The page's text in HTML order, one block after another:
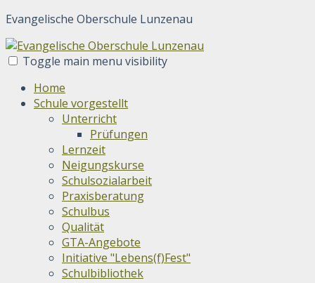
Evangelische Oberschule Lunzenau
Toggle main menu visibility
Home
Schule vorgestellt
Unterricht
Prüfungen
Lernzeit
Neigungskurse
Schulsozialarbeit
Praxisberatung
Schulbus
Qualität
GTA-Angebote
Initiative "Lebens(f)Fest"
Schulbibliothek